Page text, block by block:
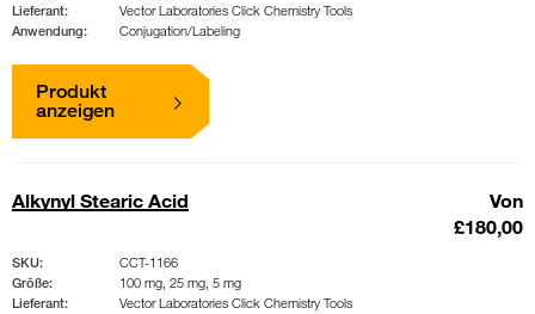
Lieferant:
Vector Laboratories Click Chemistry Tools
Anwendung:
Conjugation/Labeling
Produkt
anzeigen
Alkynyl Stearic Acid
Von
£180,00
SKU:
CCT-1166
Größe:
100 mg, 25 mg, 5 mg
Lieferant:
Vector Laboratories Click Chemistry Tools